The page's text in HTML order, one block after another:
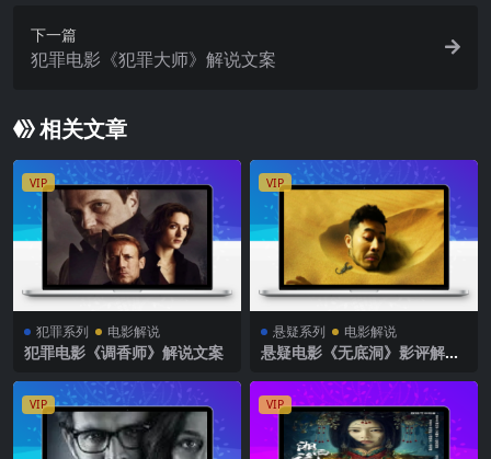
下一篇
犯罪电影《犯罪大师》解说文案
相关文章
VIP
犯罪系列 电影解说
犯罪电影《调香师》解说文案
VIP
悬疑系列 电影解说
悬疑电影《无底洞》影评解说
VIP VIP